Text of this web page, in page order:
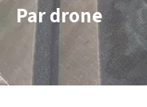
Par drone